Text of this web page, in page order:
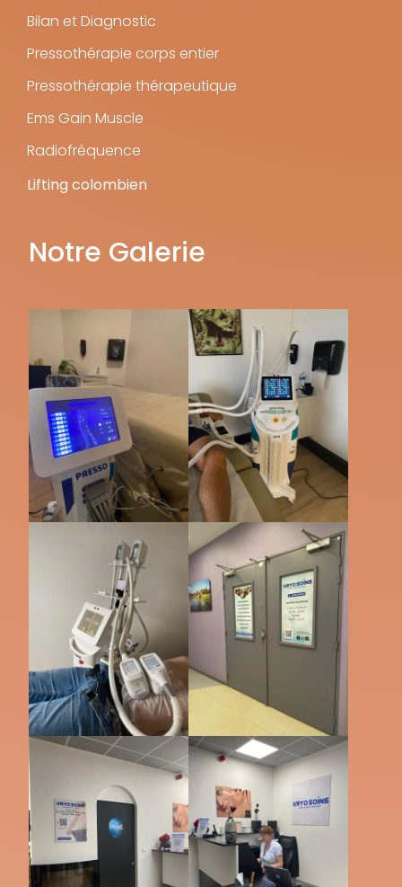
Bilan et Diagnostic
Pressothérapie corps entier
Pressothérapie thérapeutique
Ems Gain Muscle
Radiofréquence
Lifting colombien
Notre Galerie